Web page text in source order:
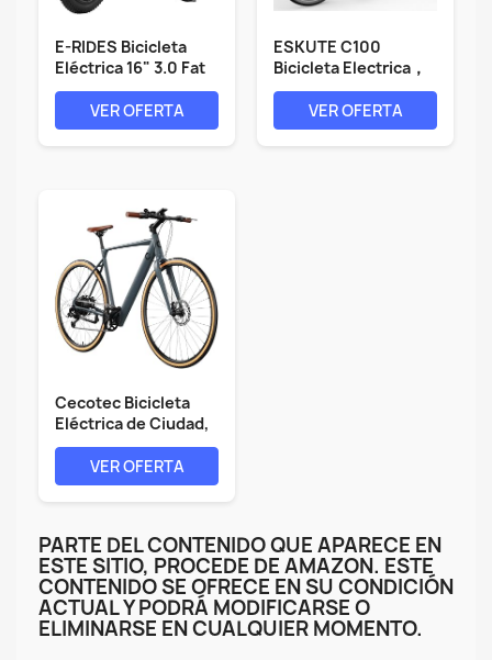
E-RIDES Bicicleta
Eléctrica 16" 3.0 Fat
Tire,...
VER OFERTA
ESKUTE C100
Bicicleta Electrica，
26 Pulgadas E...
VER OFERTA
Cecotec Bicicleta
Eléctrica de Ciudad,
Ruedas...
VER OFERTA
PARTE DEL CONTENIDO QUE APARECE EN
ESTE SITIO, PROCEDE DE AMAZON. ESTE
CONTENIDO SE OFRECE EN SU CONDICIÓN
ACTUAL Y PODRÁ MODIFICARSE O
ELIMINARSE EN CUALQUIER MOMENTO.